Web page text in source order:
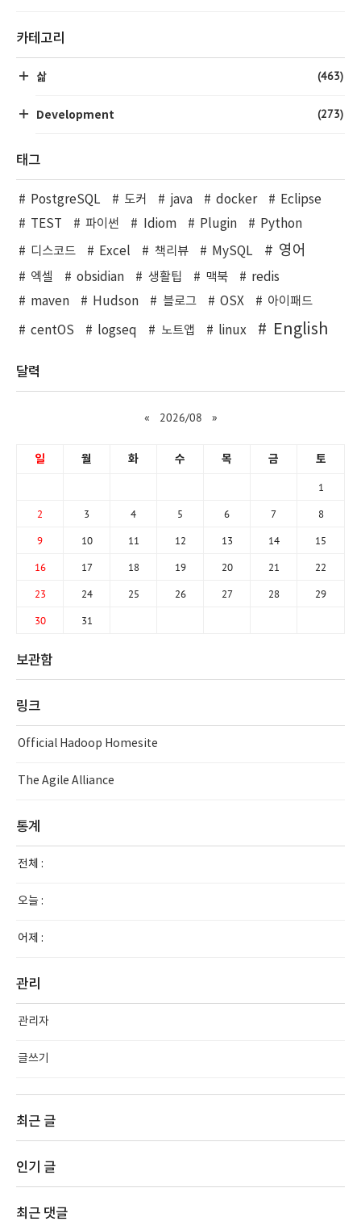
카테고리
삶 (463)
Development (273)
태그
PostgreSQL 도커 java docker
Eclipse
TEST
파이썬 Idiom Plugin
Python
디스코드
Excel 책리뷰 MySQL 영어
엑셀 obsidian 생활팁 맥북
redis
maven
Hudson 블로그 OSX 아이패드
centOS logseq 노트앱 linux English
달력
« 2026/08 »
일 월 화 수 목 금 토
1
2 3 4 5 6 7 8
9 10 11 12 13 14 15
16 17 18 19 20 21 22
23 24 25 26 27 28 29
30 31
보관함
링크
Official Hadoop Homesite
The Agile Alliance
통계
전체 :
오늘 :
어제 :
관리
관리자
글쓰기
최근 글
인기 글
최근 댓글